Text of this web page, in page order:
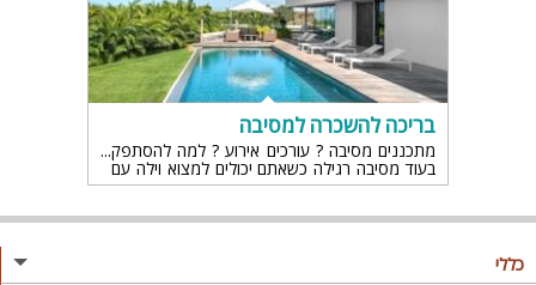
בריכה להשכרה למסיבה
מתכננים מסיבה ? עורכים אירוע ? למה להסתפק
בעוד מסיבה רגילה כשאתם יכולים למצוא וילה עם
בריכה למסיבות אם תמיד רציתם מסיבה של פעם
כללי